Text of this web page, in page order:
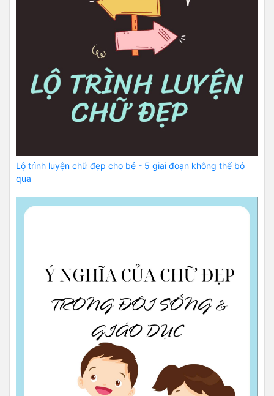
Lộ trình luyện chữ đẹp cho bé - 5 giai đoạn không thể bỏ
qua